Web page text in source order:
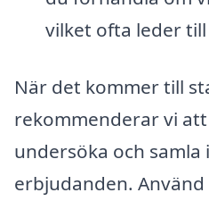
vilket ofta leder
När det kommer till
rekommenderar vi
undersöka och samla
erbjudanden.